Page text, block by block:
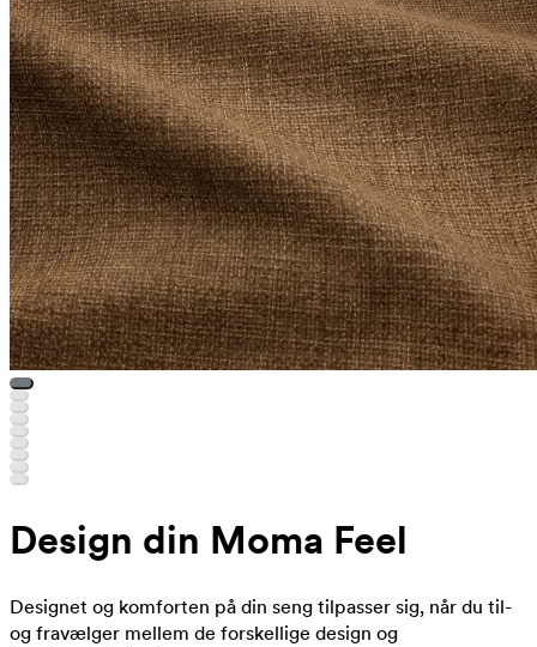
Design din Moma Feel
Designet og komforten på din seng tilpasser sig, når du til-
og fravælger mellem de forskellige design og